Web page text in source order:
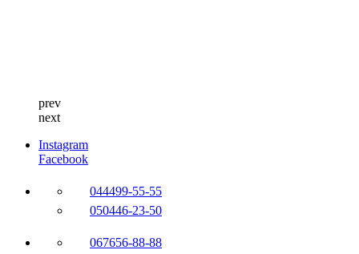
prev
next
Instagram
Facebook
044499-55-55
050446-23-50
067656-88-88